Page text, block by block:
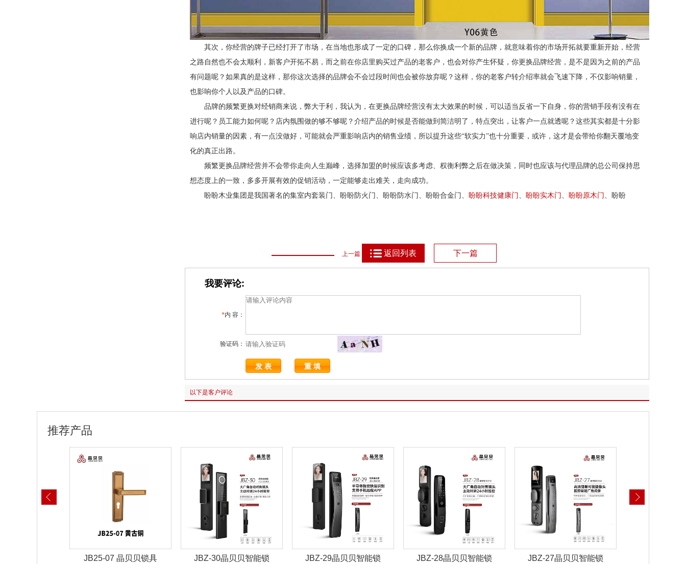
其次，你经营的牌子已经打开了市场，在当地也形成了一定的口碑，那么你换成一个新的品牌，就意味着你的市场开拓就要重新开始，经营
之路自然也不会太顺利，新客户开拓不易，而之前在你店里购买过产品的老客户，也会对你产生怀疑，你更换品牌经营，是不是因为之前的产品
有问题呢？如果真的是这样，那你这次选择的品牌会不会过段时间也会被你放弃呢？这样，你的老客户转介绍率就会飞速下降，不仅影响销量，
也影响你个人以及产品的口碑。
品牌的频繁更换对经销商来说，弊大于利，我认为，在更换品牌经营没有太大效果的时候，可以适当反省一下自身，你的营销手段有没有在
进行呢？员工能力如何呢？店内氛围做的够不够呢？介绍产品的时候是否能做到简洁明了，特点突出，让客户一点就透呢？这些其实都是十分影
响店内销量的因素，有一点没做好，可能就会严重影响店内的销售业绩，所以提升这些“软实力”也十分重要，或许，这才是会带给你翻天覆地变
化的真正出路。
频繁更换品牌经营并不会带你走向人生巅峰，选择加盟的时候应该多考虑、权衡利弊之后在做决策，同时也应该与代理品牌的总公司保持思
想态度上的一致，多多开展有效的促销活动，一定能够走出难关，走向成功。
盼盼木业集团是我国著名的集室内套装门、盼盼防火门、盼盼防水门、盼盼合金门、 盼盼科技健康门 、 盼盼实木门 、 盼盼原木门 、盼盼
上一篇 返回列表 下一篇
我要评论:
*内 容：
验证码：
以下是客户评论
推荐产品
JBZ-30晶贝贝智能锁 JBZ-29晶贝贝智能锁 JBZ-28晶贝贝智能锁 JBZ-27晶贝贝智能锁 JBZ-22晶贝贝智能锁